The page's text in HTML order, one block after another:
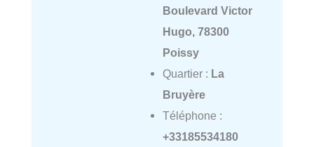
Boulevard Victor
Hugo, 78300
Poissy
Quartier : La
Bruyère
Téléphone :
+33185534180